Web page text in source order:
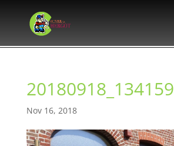
20180918_134159
Nov 16, 2018